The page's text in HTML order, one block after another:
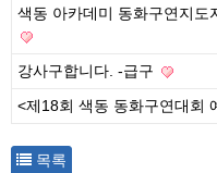
색동 아카데미 동화구연지도
강사구합니다. -급구
<제18회 색동 동화구연대회
목록